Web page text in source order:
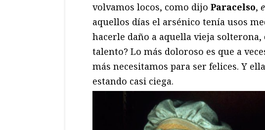
volvamos locos, como dijo Paracelso,
aquellos días el arsénico tenía usos
hacerle daño a aquella vieja
talento? Lo más doloroso es que a
más necesitamos para ser felices. Y
estando casi ciega.